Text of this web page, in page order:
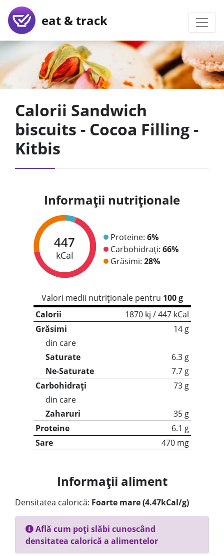
eat & track
Calorii Sandwich
biscuits - Cocoa Filling -
Kitbis
Informații nutriționale
447
kCal
Proteine: 6%
Carbohidrați: 66%
Grăsimi: 28%
Valori medii nutriționale pentru 100 g
Calorii
1870 kj / 447 kCal
Grăsimi
14 g
din care
Saturate
6.3 g
Ne-Saturate
7.7 g
Carbohidrați
73 g
din care
Zaharuri
35 g
Proteine
6.1 g
Sare
470 mg
Informații aliment
Densitatea calorică: Foarte mare (4.47kCal/g)
Află cum poți slăbi cunoscând
densitatea calorică a alimentelor